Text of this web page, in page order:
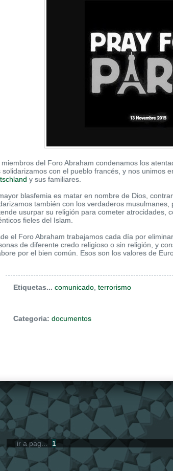
miembros del Foro Abraham condenamos los
solidarizamos con el pueblo francés, y nos unimos
y sus familiares.
blasfemia es matar en nombre de Dios,
también con los verdaderos
usurpar su religión para cometer atrocidades,
fieles del Islam.
el Foro Abraham trabajamos cada día por
de diferente credo religioso o sin religión, y
por el bien común. Esos son los valores de
Etiquetas... comunicado terrorismo
Categoria: documentos
ir a pag... 1